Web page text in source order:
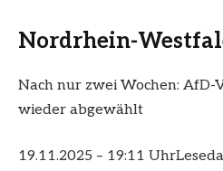
Nordrhein-
Nach nur zwei Wochen:
wieder abgewählt
19.11.2025 – 19:11 Uhr